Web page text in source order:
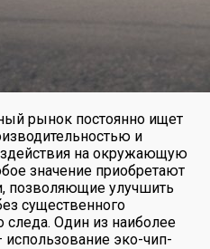
рынок постоянно ищет
и
на окружающую
значение приобретают
позволяющие улучшить
существенного
следа. Один из наиболее
эко-чип-